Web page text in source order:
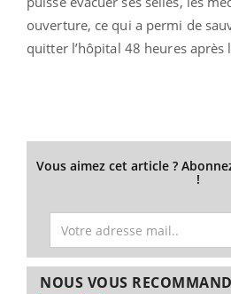
ouverture, ce qui a permi de
quitter l’hôpital 48 heures après
Vous aimez cet article ?
!
NOUS VOUS